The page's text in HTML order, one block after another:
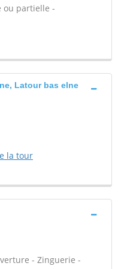
ou partielle -
Latour bas elne
la tour
- Zinguerie -